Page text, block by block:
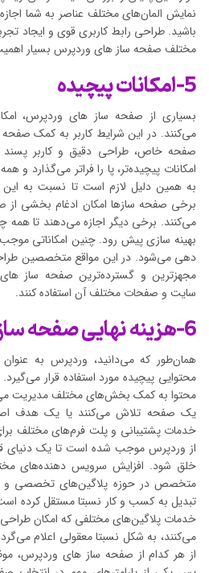
نمایش المان‌های مختلف عناصر به شما
باشید. طراحی رابط کاربری قوی و ایجاد
مختلف صفحه ساز های وردپرس بسیار
5-امکانات پیچیده
بسیاری از صفحه ساز های وردپرس،
می‌کنند. در این شرایط کاربر به کمک صفحه
صفحه خاص، طراحی دقیق و کاربر پسند
امکانات پیچیده‌تر، پا را فراتر می‌گذارد و
به همین دلیل لازم است تا نسبت به این
برخی صفحه سازها امکان ادغام بخشی از
می‌کنند. برخی دیگر اجازه می‌دهند تا همه
بهینه سازی پیش رود. چنین امکاناتی
دهی می‌شود. در این مواقع متخصصین
مجهزترین و گسترده‌ترین صفحه ساز
سایت و صفحات مختلف آن استفاده کنند.
6-هزینه نهایی صفحه ساز
همان‌طور که می‌دانید، وردپرس به
محتوا به کمک بخش‌های مختلف مدیریت
یک صفحه تلاش می‌کنند یا یک هدف
خدمات پشتیبانی و پلت فرم‌های مختلف
از وردپرس موجب شده است تا یک
خلق شود. افزایش سرویس دهنده‌های
متخصص در حوزه پلاگین‌های تخصصی و
تبدیل به کسب و کار نسبتا مستقل کرده
خدمات پلاگین‌های مختلفی که امکان
می‌کنند، به شکل نسبتا معقولی اعلام
از هر کدام از صفحه ساز های وردپرس،